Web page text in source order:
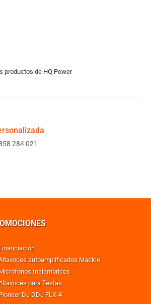
productos de HQ Power
284 021
autoamplificados Mackie
Inalámbricos
para fiestas
DJ DDJ FLX-4